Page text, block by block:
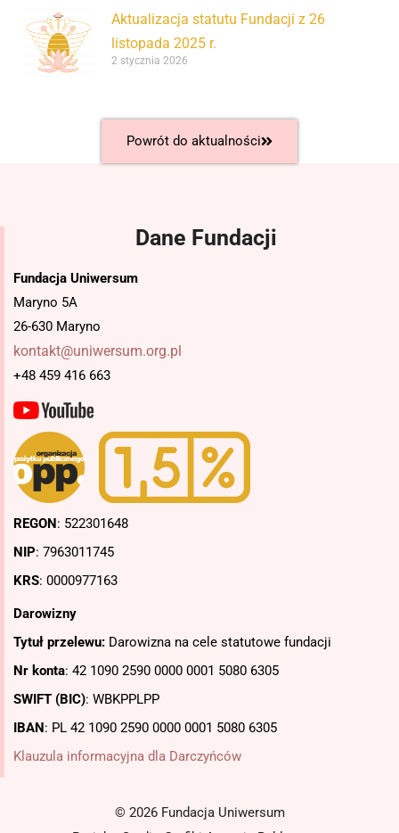
Aktualizacja statutu Fundacji z 26
listopada 2025 r.
2 stycznia 2026
Powrót do aktualności
Dane Fundacji
Fundacja Uniwersum
Maryno 5A
26-630 Maryno
kontakt@uniwersum.org.pl
+48 459 416 663
REGON: 522301648
NIP: 7963011745
KRS: 0000977163
Darowizny
Tytuł przelewu: Darowizna na cele statutowe fundacji
Nr konta: 42 1090 2590 0000 0001 5080 6305
SWIFT (BIC): WBKPPLPP
IBAN: PL 42 1090 2590 0000 0001 5080 6305
Klauzula informacyjna dla Darczyńców
© 2026 Fundacja Uniwersum